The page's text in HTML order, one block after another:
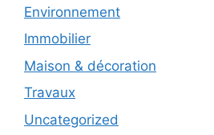
Environnement
Immobilier
Maison & décoration
Travaux
Uncategorized